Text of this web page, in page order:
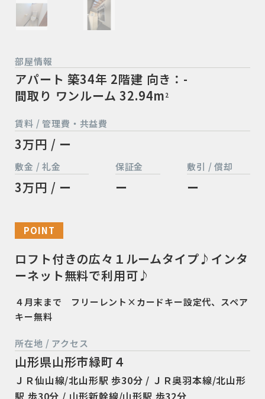
部屋情報
アパート 築34年 2階建 向き：-
間取り ワンルーム 32.94m 2
賃料 / 管理費・共益費
3万円 / ー
敷金 / 礼金
3万円 / ー
保証金
ー
敷引 / 償却
ー
POINT
ロフト付きの広々１ルームタイプ♪インタ
ーネット無料で利用可♪
４月末まで フリーレント×カードキー設定代、スペア
キー無料
所在地 / アクセス
山形県山形市緑町４
ＪＲ仙山線/北山形駅 歩30分 / ＪＲ奥羽本線/北山形
駅 歩30分 / 山形新幹線/山形駅 歩32分